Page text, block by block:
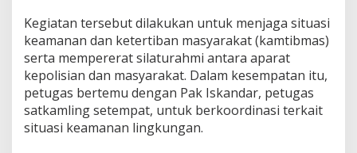
o
r
a
n
J
a
a
J
Kegiatan tersebut dilakukan untuk menjaga situasi
keamanan dan ketertiban masyarakat (kamtibmas)
serta mempererat silaturahmi antara aparat
kepolisian dan masyarakat. Dalam kesempatan itu,
petugas bertemu dengan Pak Iskandar, petugas
satkamling setempat, untuk berkoordinasi terkait
situasi keamanan lingkungan.